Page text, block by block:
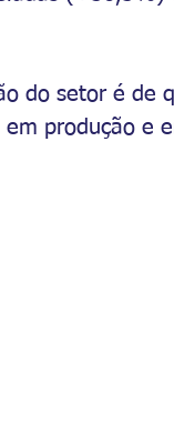
do setor é de
produção e